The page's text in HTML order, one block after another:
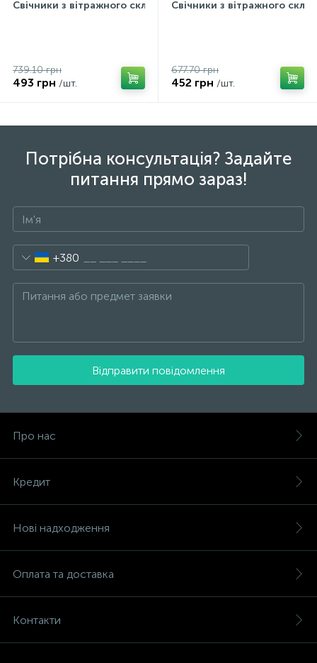
Свічники з вітражного скла
739.10 грн
493 грн /шт.
Свічники з вітражного скла
677.70 грн
452 грн /шт.
Потрібна консультація? Задайте
питання прямо зараз!
+380
Відправити повідомлення
Про нас
Кредит
Нові надходження
Оплата та доставка
Контакти